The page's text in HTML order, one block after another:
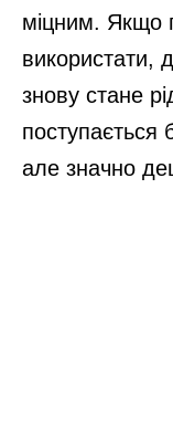
міцним. Якщо
використати,
знову стане
поступається
але значно